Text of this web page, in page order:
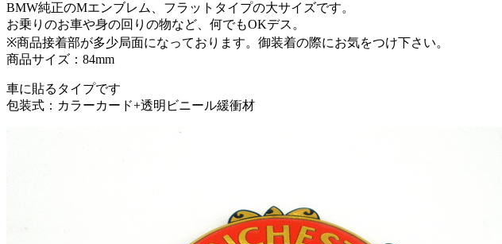
BMW純正のMエンブレム、フラットタイプの大サイズです。
お乗りのお車や身の回りの物など、何でもOKデス。
※商品接着部が多少局面になっております。御装着の際にお気をつけ下さい。
商品サイズ：84mm
車に貼るタイプです
包装式：カラーカード+透明ビニール緩衝材